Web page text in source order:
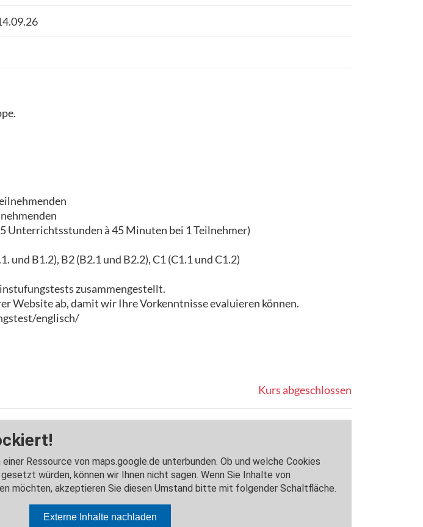
Unterrichtsstunden à 45 Minuten bei 1 Teilnehmer)
und B1.2), B2 (B2.1 und B2.2), C1 (C1.1 und C1.2)
zusammengestellt.
Website ab, damit wir Ihre Vorkenntnisse evaluieren können.
englisch/
Kurs abgeschlossen